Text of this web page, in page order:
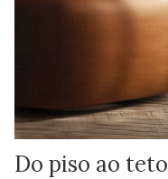
Do piso ao teto